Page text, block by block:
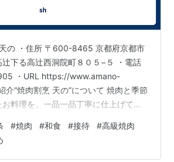
天の ・住所 〒600-8465 京都府京都市
下る高辻西洞院町８０５−５ ・電話
・URL https://www.amano-
“焼肉割烹 天の”について 焼肉と季節
料理を、一品一品丁寧に仕上げてお
わえない店主厳選の黒毛和牛を贅沢に
#焼肉 #和食 #接待 #高級焼肉